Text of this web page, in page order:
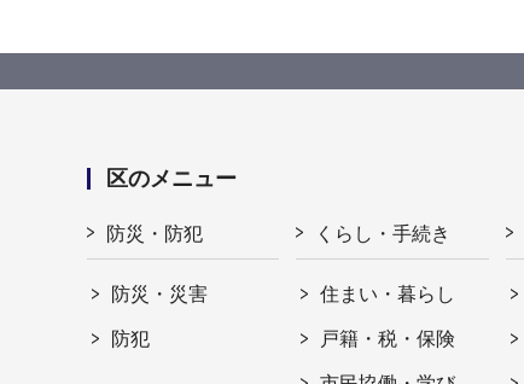
区のメニュー
防災・防犯
防災・災害
防犯
くらし・手続き
住まい・暮らし
戸籍・税・保険